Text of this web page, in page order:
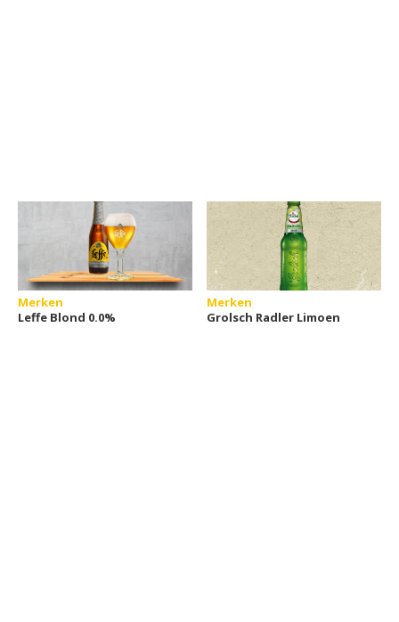
Merken
Leffe Blond 0.0%
Merken
Grolsch Radler Limoen